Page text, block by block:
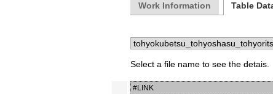
Work Information Table
Select a file name to see the detais.
#LINK